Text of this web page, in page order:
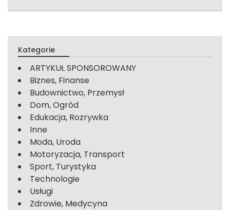
Kategorie
ARTYKUŁ SPONSOROWANY
Biznes, Finanse
Budownictwo, Przemysł
Dom, Ogród
Edukacja, Rozrywka
Inne
Moda, Uroda
Motoryzacja, Transport
Sport, Turystyka
Technologie
Usługi
Zdrowie, Medycyna